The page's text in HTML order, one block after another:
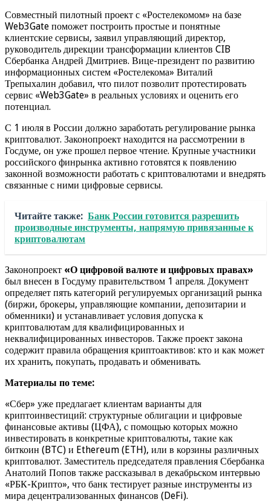
Совместный пилотный проект с «Ростелекомом» на базе
Web3Gate поможет построить простые и понятные
клиентские сервисы, заявил управляющий директор,
руководитель дирекции трансформации клиентов CIB
Сбербанка Андрей Дмитриев. Вице-президент по развитию
информационных систем «Ростелекома» Виталий
Трепыхалин добавил, что пилот позволит протестировать
сервис «Web3Gate» в реальных условиях и оценить его
потенциал.
С 1 июля в России должно заработать регулирование рынка
криптовалют. Законопроект находится на рассмотрении в
Госдуме, он уже прошел первое чтение. Крупные участники
российского финрынка активно готовятся к появлению
законной возможности работать с криптовалютами и внедрять
связанные с ними цифровые сервисы.
Читайте также: Банк России готовится разрешить
производные инструменты, напрямую привязанные к
криптовалютам
Законопроект «О цифровой валюте и цифровых правах»
был внесен в Госдуму правительством 1 апреля. Документ
определяет пять категорий регулируемых организаций рынка
(биржи, брокеры, управляющие компании, депозитарии и
обменники) и устанавливает условия допуска к
криптовалютам для квалифицированных и
неквалифицированных инвесторов. Также проект закона
содержит правила обращения криптоактивов: кто и как может
их хранить, покупать, продавать и обменивать.
Материалы по теме:
«Сбер» уже предлагает клиентам варианты для
криптоинвестиций: структурные облигации и цифровые
финансовые активы (ЦФА), с помощью которых можно
инвестировать в конкретные криптовалюты, такие как
биткоин (BTC) и Ethereum (ETH), или в корзины различных
криптовалют. Заместитель председателя правления Сбербанка
Анатолий Попов также рассказывал в декабрьском интервью
«РБК-Крипто», что банк тестирует разные инструменты из
мира децентрализованных финансов (DeFi).